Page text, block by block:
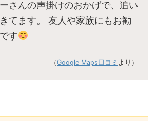
さんの声掛けのおかげで、追い
てます。 友人や家族にもお勧
す
（Google Maps口コミ より）